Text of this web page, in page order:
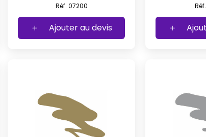
monture
Réf. 07200
Ajouter au devis